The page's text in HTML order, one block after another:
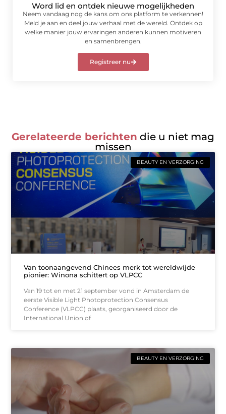
Word lid en ontdek nieuwe mogelijkheden
Neem vandaag nog de kans om ons platform te verkennen!
Meld je aan en deel jouw verhaal met de wereld. Ontdek op
welke manier jouw ervaringen anderen kunnen motiveren
en samenbrengen.
Registreer nu
Gerelateerde berichten die u niet mag
missen
BEAUTY EN VERZORGING
Van toonaangevend Chinees merk tot wereldwijde
pionier: Winona schittert op VLPCC
Van 19 tot en met 21 september vond in Amsterdam de
eerste Visible Light Photoprotection Consensus
Conference (VLPCC) plaats, georganiseerd door de
International Union of
BEAUTY EN VERZORGING